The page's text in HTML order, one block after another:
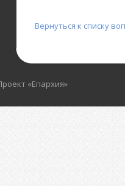
Вернуться к списку
«Епархия»